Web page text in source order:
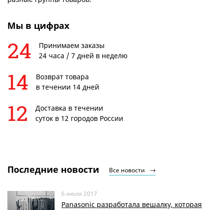
Мы в цифрах
24
Принимаем заказы
24 часа / 7 дней в неделю
14
Возврат товара
в течении 14 дней
12
Доставка в течении
суток в 12 городов России
Последние новости Все новости
6 июля 2017
Panasonic разработала вешалку, которая